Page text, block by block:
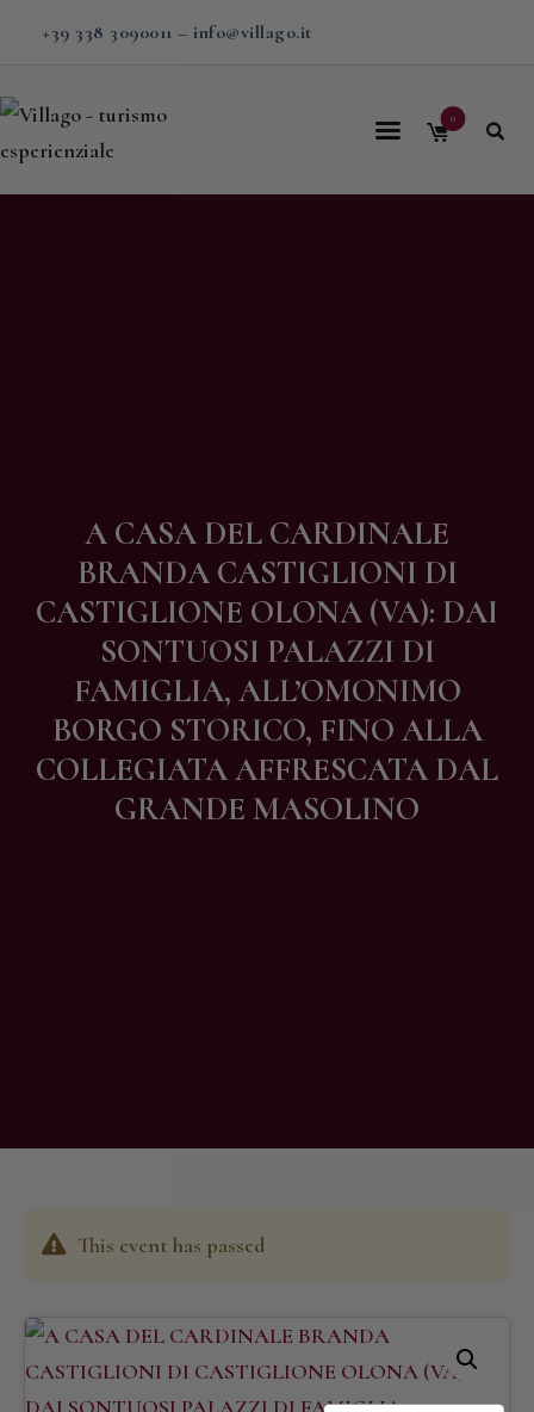
+39 338 3090011 – info@villago.it
0
A CASA DEL CARDINALE
BRANDA CASTIGLIONI DI
CASTIGLIONE OLONA (VA): DAI
SONTUOSI PALAZZI DI
FAMIGLIA, ALL’OMONIMO
BORGO STORICO, FINO ALLA
COLLEGIATA AFFRESCATA DAL
GRANDE MASOLINO
Home
Contatti
This event has passed